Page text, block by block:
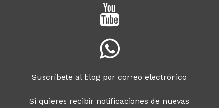
Suscríbete al blog por correo electrónico
Si quieres recibir notificaciones de nuevas